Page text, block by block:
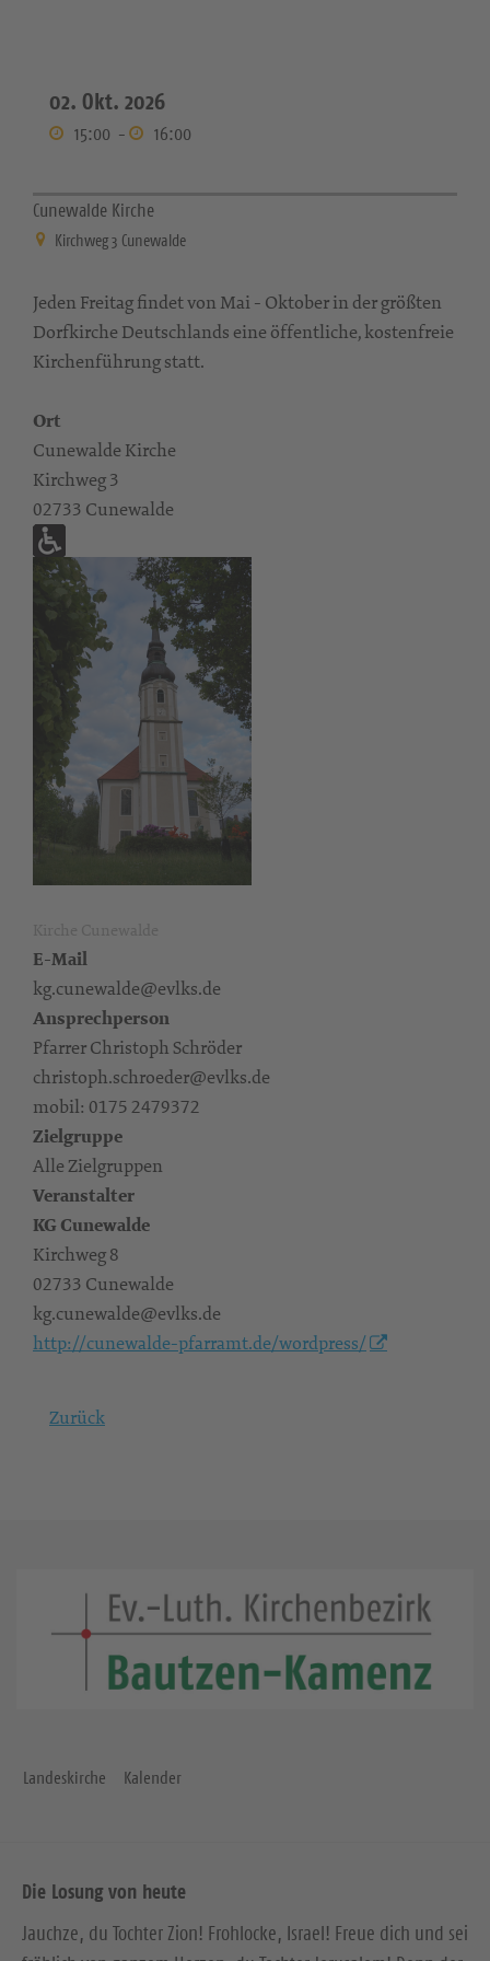
02. Okt. 2026
15:00 - 16:00
Cunewalde Kirche
Kirchweg 3 Cunewalde
Jeden Freitag findet von Mai - Oktober in der größten
Dorfkirche Deutschlands eine öffentliche, kostenfreie
Kirchenführung statt.
Ort
Cunewalde Kirche
Kirchweg 3
02733 Cunewalde
E-Mail
kg.cunewalde@evlks.de
Ansprechperson
Pfarrer Christoph Schröder
christoph.schroeder@evlks.de
mobil: 0175 2479372
Zielgruppe
Alle Zielgruppen
Veranstalter
KG Cunewalde
Kirchweg 8
02733 Cunewalde
kg.cunewalde@evlks.de
http://cunewalde-pfarramt.de/wordpress/
Zurück
Landeskirche Kalender
Die Losung von heute
Jauchze, du Tochter Zion! Frohlocke, Israel! Freue dich und sei